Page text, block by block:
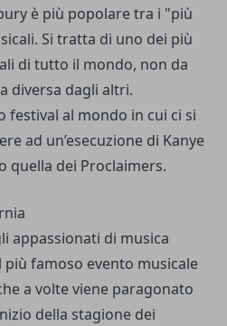
è più popolare tra i "più
Si tratta di uno dei più
di tutto il mondo, non da
diversa dagli altri.
festival al mondo in cui ci si
ad un’esecuzione di Kanye
quella dei Proclaimers.
appassionati di musica
famoso evento musicale
a volte viene paragonato
della stagione dei